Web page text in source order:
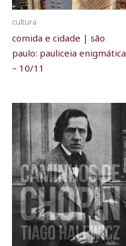
cultura
comida e cidade | são
paulo: pauliceia enigmática
– 10/11